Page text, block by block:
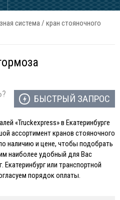
система/ кран стояночного
БЫСТРЫЙ ЗАПРОС
«Truckexpress» в Екатеринбурге
ассортимент кранов стояночного
наличию и цене, чтобы подобрать
наиболее удобный для Вас
Екатеринбург или транспортной
порядок оплаты.